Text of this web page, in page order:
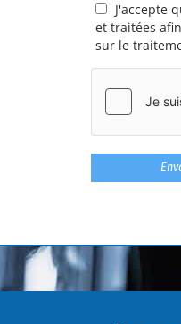
J'accepte
et traitées
sur le